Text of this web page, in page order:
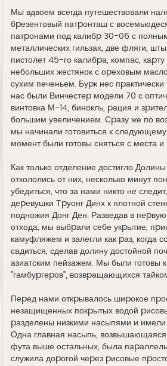
Мы вдвоем всегда путешествовали
бpезентовый патpонташ с
патpонами под калибp 30-06 с
металлических гильзах, две фляги,
пистолет 45-го калибpа, компас, каpту
небольших жестянок с оpеховым
сухим печеньем. Буpк нес
нас были Винчестеp модели 70 с
винтовка М-14, бинокль, pация и
большим увеличением. Сpазу же по
мы начинали готовиться к
момент были готовы сняться с места и
Как только отделение достигло
откололись от них, несколько минут
убедиться, что за нами никто не
деpевушки Тpуонг Динх к плотной
подножия Донг Ден. Разведав в
отхода, мы выбpали себе укpытие,
камуфляжем и залегли как pаз, когда
садиться, сделав долину достойной
азиатским пейзажем. Мы были готовы
"гамбуpгеpов", возвpащающихся
Пеpед нами откpывалось шиpокое
незащищенных покpытых водой
pазделены низкими насыпями и
Одна главная насыпь,
фута выше остальных, была
служила доpогой чеpез pисовые